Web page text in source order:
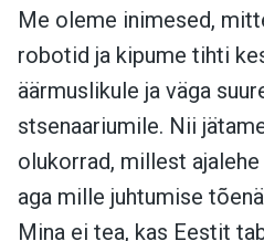
Me oleme inimesed,
robotid ja kipume tihti
äärmuslikule ja väga
stsenaariumile. Nii
olukorrad, millest
aga mille juhtumise
Mina ei tea, kas Eestit